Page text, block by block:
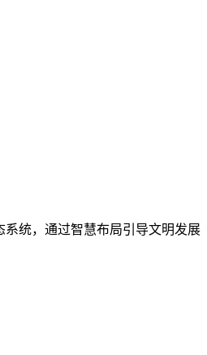
统，通过智慧布局引导文明发展